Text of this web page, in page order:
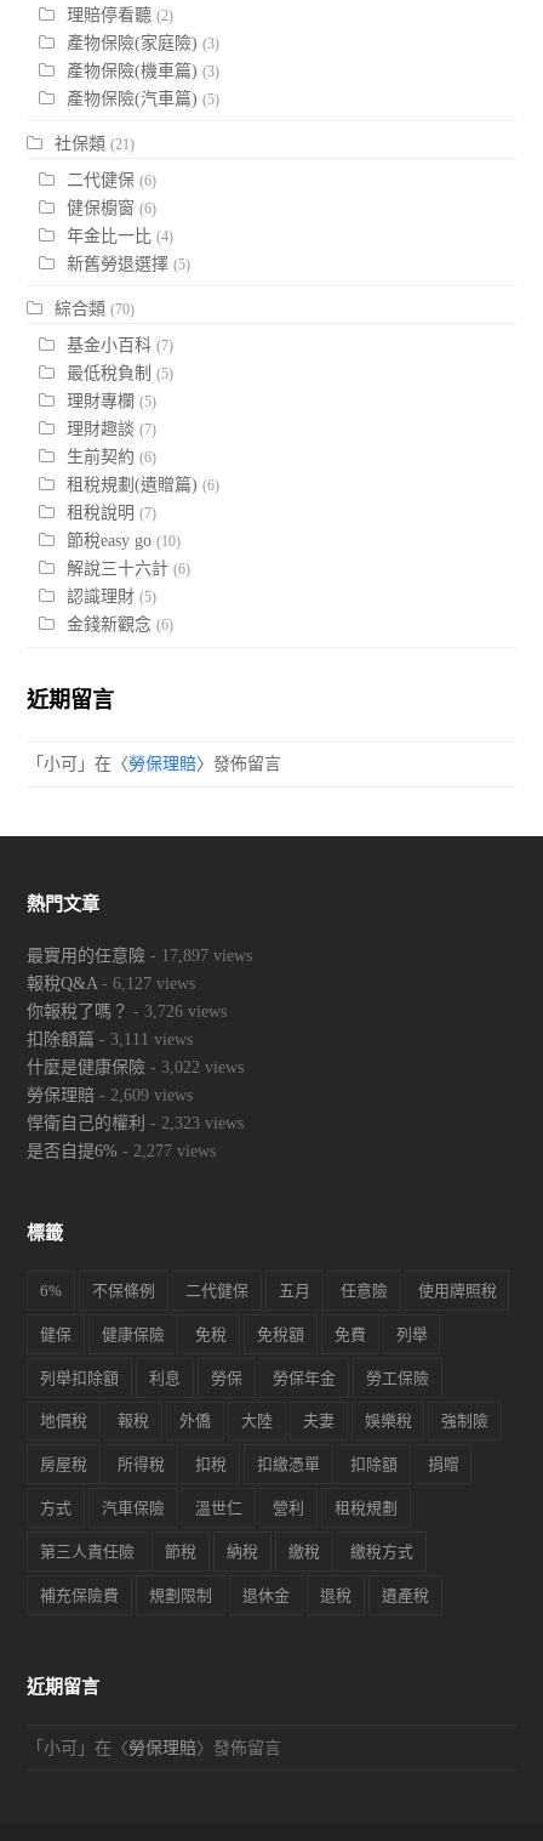
理賠停看聽 (2)
產物保險(家庭險) (3)
產物保險(機車篇) (3)
產物保險(汽車篇) (5)
社保類 (21)
二代健保 (6)
健保櫥窗 (6)
年金比一比 (4)
新舊勞退選擇 (5)
綜合類 (70)
基金小百科 (7)
最低稅負制 (5)
理財專欄 (5)
理財趣談 (7)
生前契約 (6)
租稅規劃(遺贈篇) (6)
租稅說明 (7)
節稅easy go (10)
解說三十六計 (6)
認識理財 (5)
金錢新觀念 (6)
近期留言
「小可 」在〈勞保理賠〉發佈留言
熱門文章
最實用的任意險 - 17,897 views
報稅Q&A - 6,127 views
你報稅了嗎？ - 3,726 views
扣除額篇 - 3,111 views
什麼是健康保險 - 3,022 views
勞保理賠 - 2,609 views
悍衛自己的權利 - 2,323 views
是否自提6% - 2,277 views
標籤
6% 不保條例 二代健保 五月 任意險 使用牌照稅
健保 健康保險 免稅 免稅額 免費 列舉
列舉扣除額 利息 勞保 勞保年金 勞工保險
地價稅 報稅 外僑 大陸 夫妻 娛樂稅 強制險
房屋稅 所得稅 扣稅 扣繳憑單 扣除額 捐贈
方式 汽車保險 溫世仁 營利 租稅規劃
第三人責任險 節稅 納稅 繳稅 繳稅方式
補充保險費 規劃限制 退休金 退稅 遺產稅
近期留言
「 小可 」在〈勞保理賠〉發佈留言